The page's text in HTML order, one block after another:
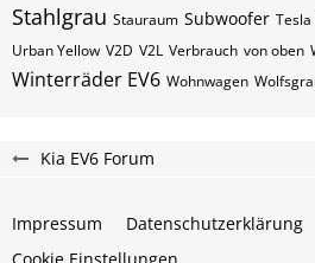
Stahlgrau Stauraum Subwoofer Tesla
Urban Yellow V2D V2L Verbrauch von oben
Winterräder EV6 Wohnwagen
Kia EV6 Forum
Impressum
Datenschutzerklärung